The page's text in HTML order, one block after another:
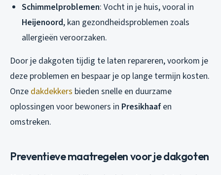
Schimmelproblemen: Vocht in je huis, vooral in
Heijenoord, kan gezondheidsproblemen zoals
allergieën veroorzaken.
Door je dakgoten tijdig te laten repareren, voorkom je
deze problemen en bespaar je op lange termijn kosten.
Onze dakdekkers bieden snelle en duurzame
oplossingen voor bewoners in Presikhaafen
omstreken.
Preventieve maatregelen voor je dakgoten